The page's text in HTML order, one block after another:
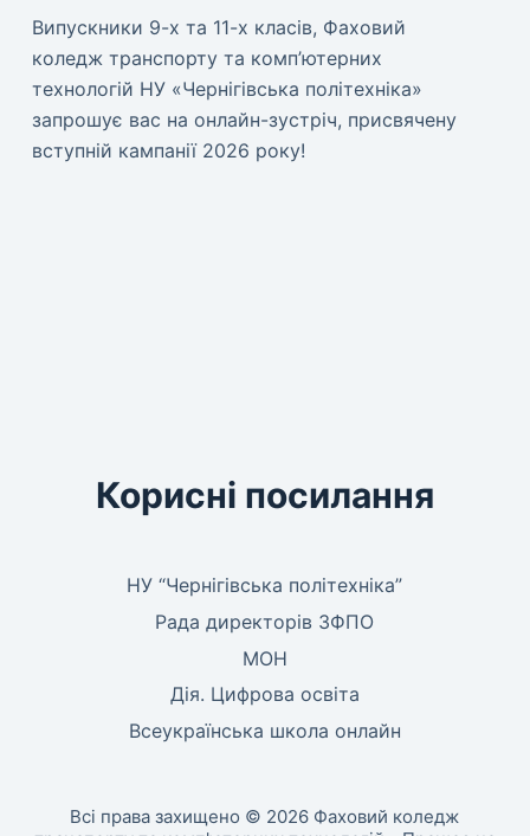
Випускники 9-х та 11-х класів, Фаховий
коледж транспорту та комп’ютерних
технологій НУ «Чернігівська політехніка»
запрошує вас на онлайн-зустріч, присвячену
вступній кампанії 2026 року!
Корисні посилання
НУ “Чернігівська політехніка”
Рада директорів ЗФПО
МОН
Дія. Цифрова освіта
Всеукраїнська школа онлайн
Всі права захищено © 2026 Фаховий коледж